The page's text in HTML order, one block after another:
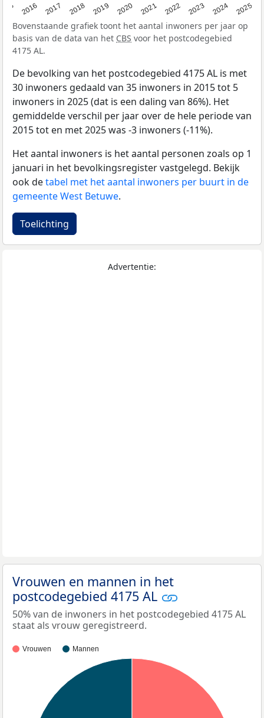
2016 2017 2018 2019 2020 2021 2022 2023 2024 2025
Bovenstaande grafiek toont het aantal inwoners per jaar op
basis van de data van het CBS voor het postcodegebied
4175 AL.
De bevolking van het postcodegebied 4175 AL is met
30 inwoners gedaald van 35 inwoners in 2015 tot 5
inwoners in 2025 (dat is een daling van 86%). Het
gemiddelde verschil per jaar over de hele periode van
2015 tot en met 2025 was -3 inwoners (-11%).
Het aantal inwoners is het aantal personen zoals op 1
januari in het bevolkingsregister vastgelegd. Bekijk
ook detabel met het aantal inwoners per buurt in de
gemeente West Betuwe.
Toelichting
Advertentie:
Vrouwen en mannen in het
postcodegebied 4175 AL
50% van de inwoners in het postcodegebied 4175 AL
staat als vrouw geregistreerd.
Vrouwen Mannen